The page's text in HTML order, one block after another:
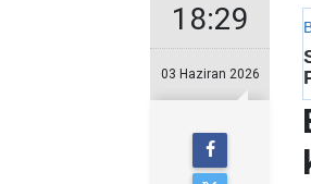
18:29
03 Haziran 2026